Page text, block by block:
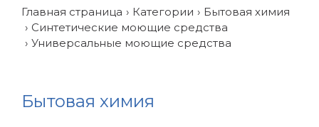
Главная страница Категории
Бытовая химия
Синтетические моющие средства
Универсальные моющие средства
Бытовая химия